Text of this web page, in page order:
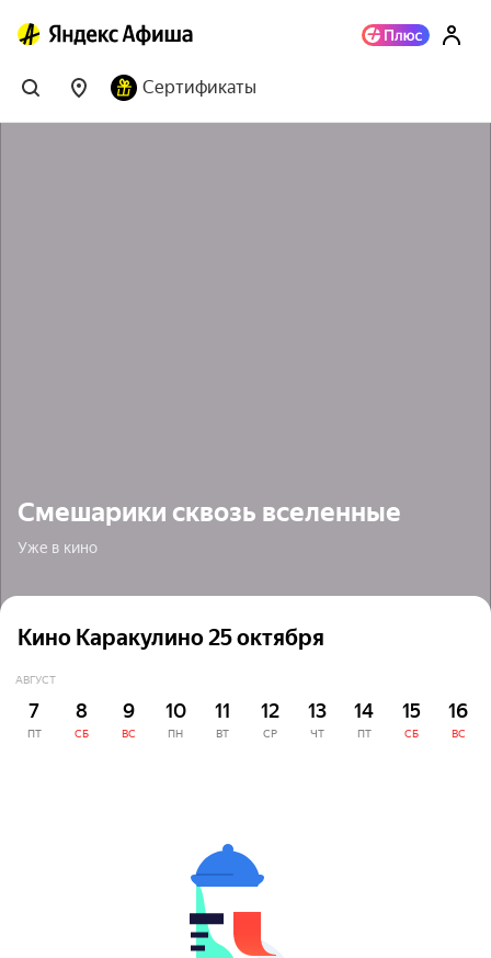
Сертификаты
Смешарики сквозь вселенные
Уже в кино
Кино Каракулино 25 октября
АВГУСТ
7
ПТ
8
СБ
9
ВС
10
ПН
11
ВТ
12
СР
13
ЧТ
14
ПТ
15
СБ
16
ВС